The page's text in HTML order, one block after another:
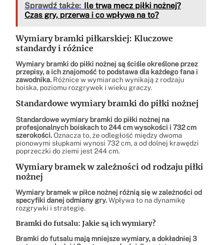
Sprawdź także: Ile trwa mecz piłki nożnej?
Czas gry, przerwa i co wpływa na to?
Wymiary bramki piłkarskiej: Kluczowe
standardy i różnice
Wymiary bramki do piłki nożnej są ściśle określone przez
przepisy, a ich znajomość to podstawa dla każdego fana i
zawodnika. Różnice w wymiarach wynikają z rodzaju
boiska, poziomu rozgrywek i wieku graczy.
Standardowe wymiary bramki do piłki nożnej
Standardowe wymiary bramki do piłki nożnej na
profesjonalnych boiskach to 244 cm wysokości i 732 cm
szerokości.Oznacza to, że odległość między dwoma
pionowymi słupkami wynosi 732 cm, a od dolnej krawędzi
poprzeczki do ziemi jest 244 cm.
Wymiary bramek w zależności od rodzaju piłki
nożnej
Wymiary bramek w piłce nożnej różnią się w zależności od
specyfiki danej odmiany gry.Wpływa to na dynamikę
rozgrywki i strategię.
Bramki do futsalu: Jakie są ich wymiary?
Bramki do futsalu mają mniejsze wymiary, a dokładniej 3